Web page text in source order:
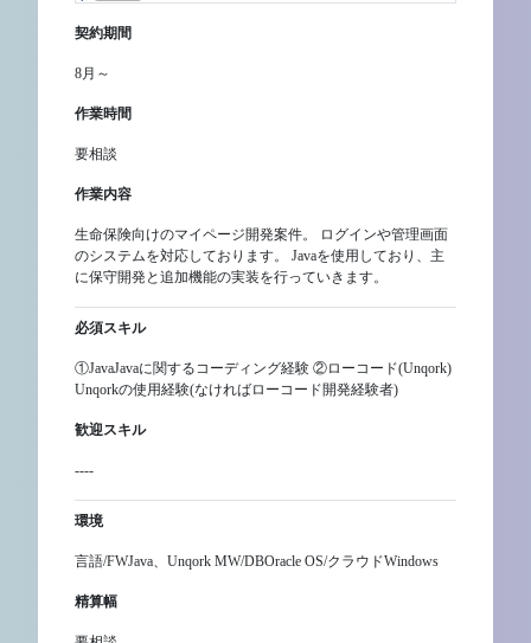
契約期間
8月～
作業時間
要相談
作業内容
生命保険向けのマイページ開発案件。 ログインや管理画面
のシステムを対応しております。 Javaを使用しており、主
に保守開発と追加機能の実装を行っていきます。
必須スキル
①JavaJavaに関するコーディング経験 ②ローコード(Unqork)
Unqorkの使用経験(なければローコード開発経験者)
歓迎スキル
----
環境
言語/FWJava、Unqork MW/DBOracle OS/クラウドWindows
精算幅